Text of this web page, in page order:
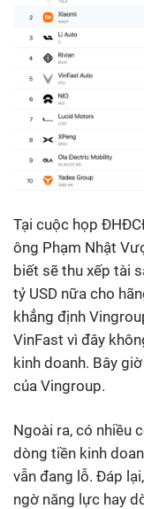
Tại cuộc họp
ông Phạm Nhật
biết sẽ thu xếp tài
tỷ USD nữa cho
khẳng định
VinFast vì đây
kinh doanh. Bây
của Vingroup.
Ngoài ra, có nhiều
dòng tiền kinh
vẫn đang lỗ. Đáp
ngờ năng lực hay